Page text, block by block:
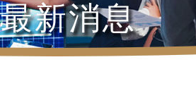
最新消息